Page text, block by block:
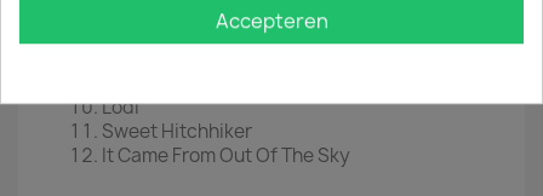
Lodi
Sweet Hitchhiker
It Came From Out Of The Sky
Accepteren